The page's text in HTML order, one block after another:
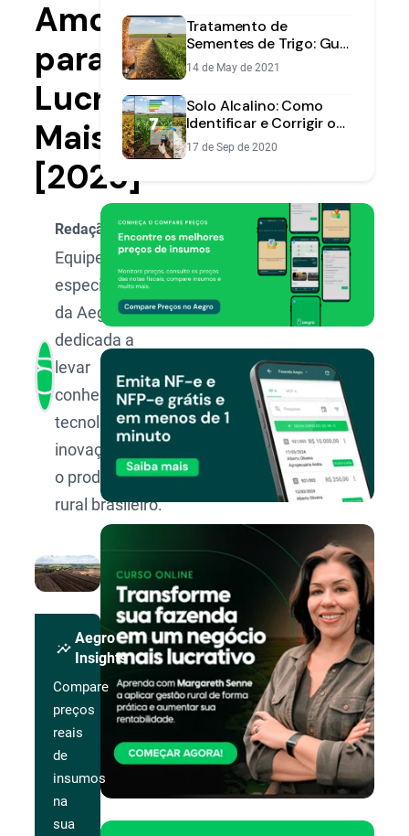
Amostragem
para
Lucrar
Mais
[2025]
Redação Aegro
Equipe de
especialistas
da Aegro,
dedicada a
levar
conhecimento,
tecnologia e
inovação para
o produtor
rural brasileiro.
insights
Aegro
Insights
Compare
preços
reais
de
insumos
na
sua
Tratamento de
Sementes de Trigo: Guia
Completo para Proteger
sua Lavoura
14 de May de 2021
Solo Alcalino: Como
Identificar e Corrigir o
pH para Aumentar a
Produtividade
17 de Sep de 2020